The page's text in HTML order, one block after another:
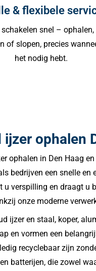
& flexibele
schakelen snel – ophalen,
of slopen, precies
het nodig hebt.
ophalen
ophalen in Den Haag
bedrijven een snelle
verspilling en draagt
onze moderne
ijzer en staal, koper,
en vormen een
recyclebaar zijn
batterijen, die zowel